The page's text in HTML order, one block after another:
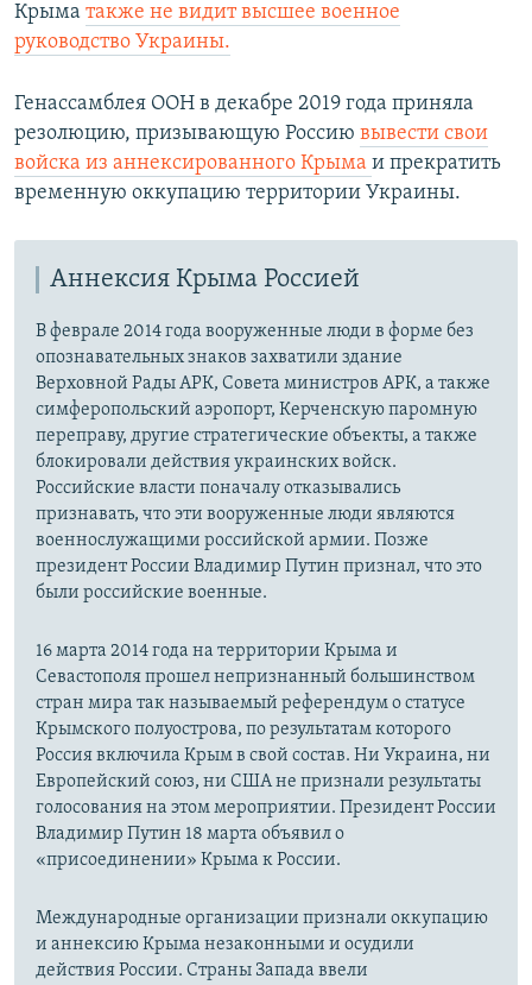
Крыма также не видит высшее военное
руководство Украины.
Генассамблея ООН в декабре 2019 года приняла
резолюцию, призывающую Россию вывести свои
войска из аннексированного Крыма и прекратить
временную оккупацию территории Украины.
Аннексия Крыма Россией
В феврале 2014 года вооруженные люди в форме без
опознавательных знаков захватили здание
Верховной Рады АРК, Совета министров АРК, а также
симферопольский аэропорт, Керченскую паромную
переправу, другие стратегические объекты, а также
блокировали действия украинских войск.
Российские власти поначалу отказывались
признавать, что эти вооруженные люди являются
военнослужащими российской армии. Позже
президент России Владимир Путин признал, что это
были российские военные.
16 марта 2014 года на территории Крыма и
Севастополя прошел непризнанный большинством
стран мира так называемый референдум о статусе
Крымского полуострова, по результатам которого
Россия включила Крым в свой состав. Ни Украина, ни
Европейский союз, ни США не признали результаты
голосования на этом мероприятии. Президент России
Владимир Путин 18 марта объявил о
«присоединении» Крыма к России.
Международные организации признали оккупацию
и аннексию Крыма незаконными и осудили
действия России. Страны Запада ввели